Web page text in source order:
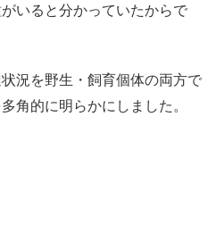
いると分かっていたからで
況を野生・飼育個体の両方で
角的に明らかにしました。